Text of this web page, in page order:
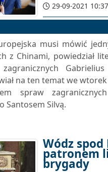
29-09-2021 10:37
musi mówić
z Chinami, powiedział
Gabrielius
na ten temat we
spraw
Santosem Silvą.
Wódz
patronem
brygady